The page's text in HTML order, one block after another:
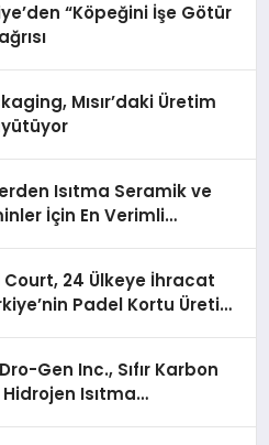
“Köpeğini İşe Götür
Mısır’daki Üretim
Isıtma Seramik ve
İçin En Verimli
Court, 24 Ülkeye İhracat
Padel Kortu Üretim
Gen Inc., Sıfır Karbon
Isıtma